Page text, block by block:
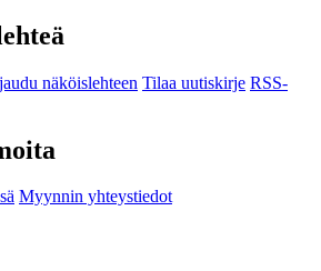
näköislehteen Tilaa uutiskirje RSS-
Myynnin yhteystiedot